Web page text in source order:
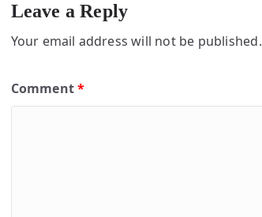
Leave a Reply
Your email address will not be published.
Comment*